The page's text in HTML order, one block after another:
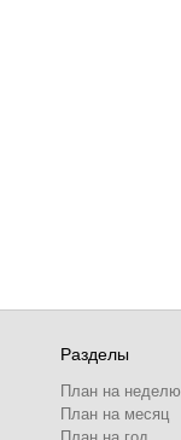
Разделы
План на неделю
План на месяц